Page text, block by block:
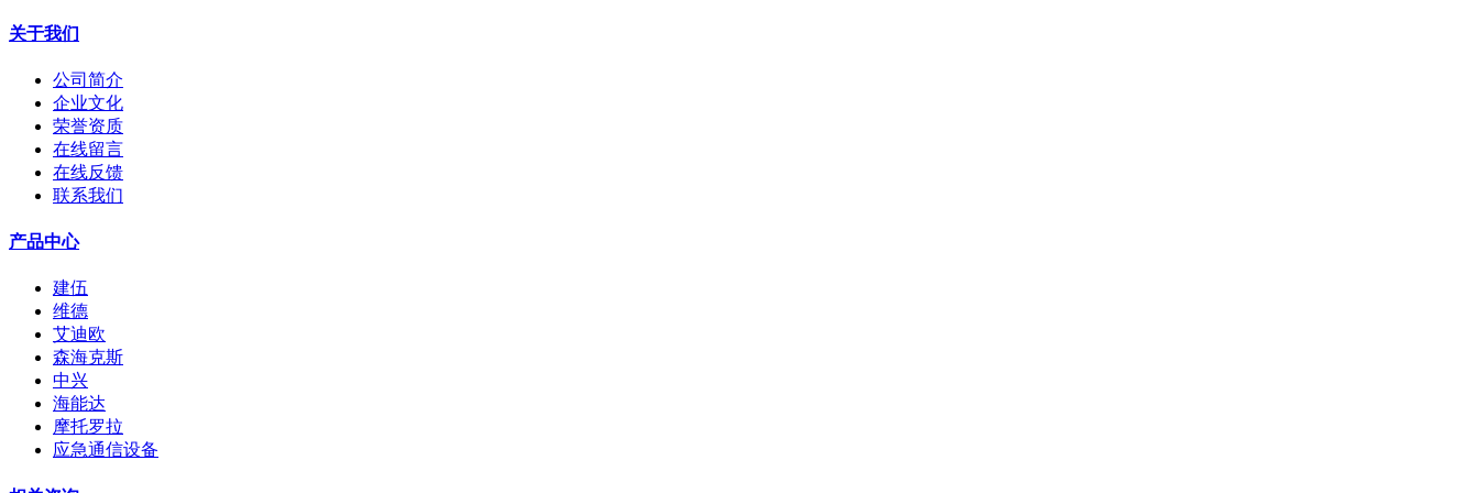
关于我们
公司简介
企业文化
荣誉资质
在线留言
在线反馈
联系我们
产品中心
建伍
维德
艾迪欧
森海克斯
中兴
海能达
摩托罗拉
应急通信设备